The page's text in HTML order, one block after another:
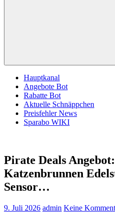
Hauptkanal
Angebote Bot
Rabatte Bot
Aktuelle Schnäppchen
Preisfehler News
Sparabo WIKI
Pirate Deals
Katzenbrunnen
Sensor…
9. Juli 2026 admin Keine